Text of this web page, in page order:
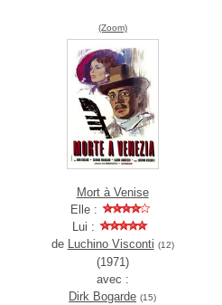
(Zoom)
Mort à Venise
Elle :
Lui :
de Luchino Visconti (12)
(1971)
avec :
Dirk Bogarde (15)